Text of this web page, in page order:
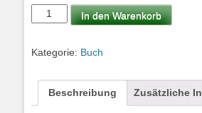
Das
große
Buch
In den Warenkorb
Kategorie: Buch
Beschreibung Zusätzliche